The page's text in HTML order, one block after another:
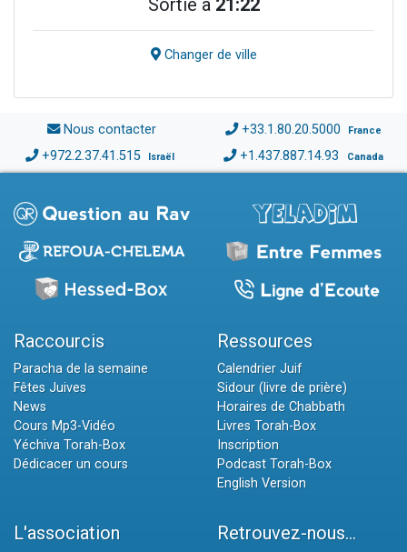
Changer de ville
Nous contacter +33.1.80.20.5000 France
+972.2.37.41.515 Israël +1.437.887.14.93 Canada
Raccourcis
Paracha de la semaine
Fêtes Juives
News
Cours Mp3-Vidéo
Yéchiva Torah-Box
Dédicacer un cours
Ressources
Calendrier Juif
Sidour (livre de prière)
Horaires de Chabbath
Livres Torah-Box
Inscription
Podcast Torah-Box
English Version
L'association Retrouvez-nous...